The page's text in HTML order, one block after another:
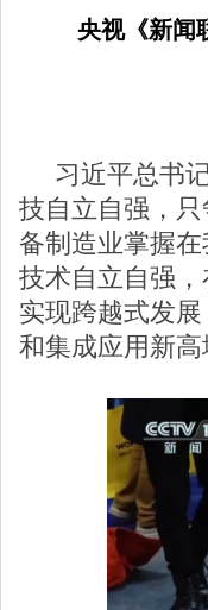
央视《新闻
习近平总书记
技自立自强，只
备制造业掌握在
技术自立自强
实现跨越式发
和集成应用新高